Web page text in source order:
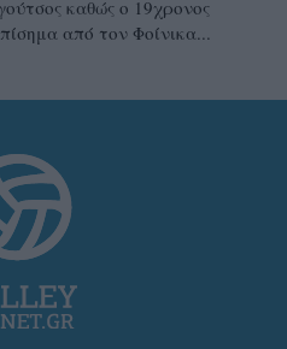
καθώς ο 19χρονος
από τον Φοίνικα...